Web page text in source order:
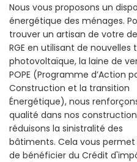
Nous vous proposons un
énergétique des ménages.
trouver un artisan de votre
RGE en utilisant de nouvelles
photovoltaïque, la laine de
POPE (Programme d’Action
Construction et la transition
Énergétique), nous
qualité dans nos
réduisons la sinistralité des
bâtiments. Cela vous permet
de bénéficier du Crédit